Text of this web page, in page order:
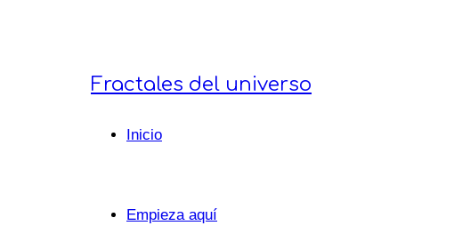
Fractales
Fractales del universo
Inicio
Empieza aquí